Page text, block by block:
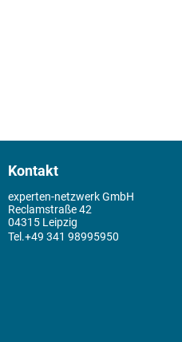
Kontakt
experten-netzwerk GmbH
Reclamstraße 42
04315 Leipzig
+49 341 98995950